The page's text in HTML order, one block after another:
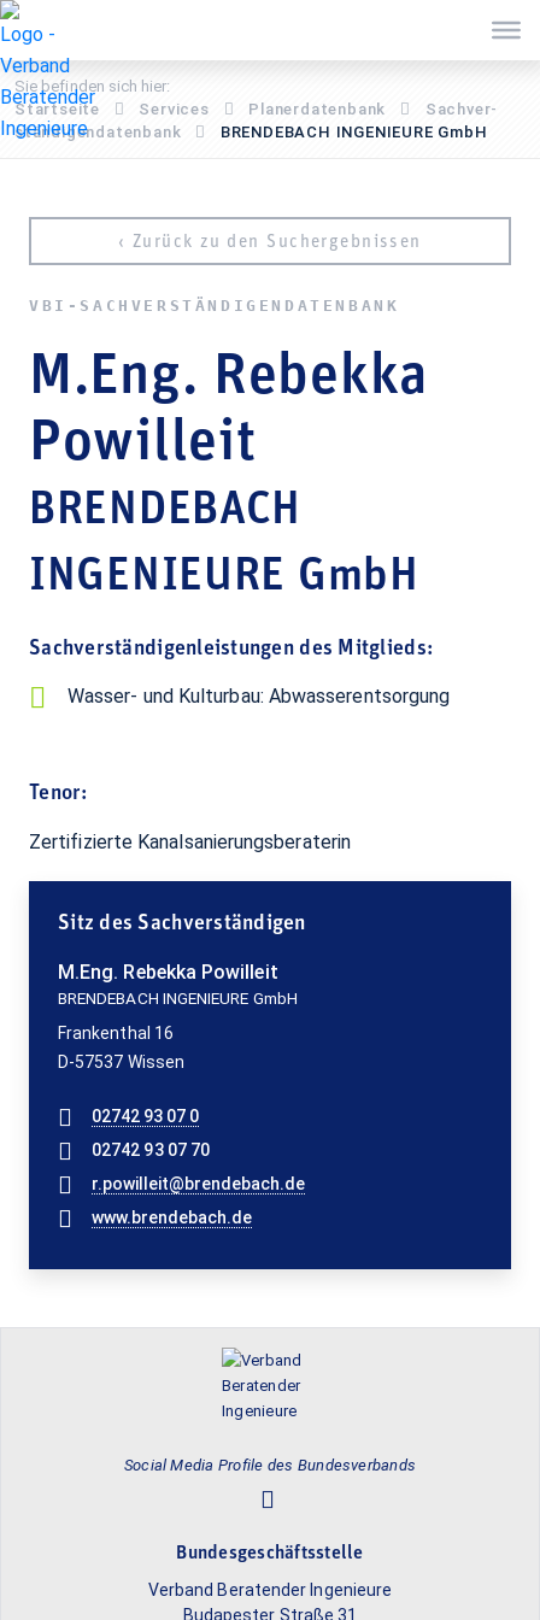
Sie befinden sich hier:
Startseite
Services Pla­ner­daten­bank
Sach­ver­
stän­di­gen­daten­bank
BRENDEBACH INGENIEURE GmbH
VBI-SACH­VER­STÄN­DI­GEN­DATEN­BANK
M.Eng. Rebekka
Powilleit
BRENDEBACH
INGENIEURE GmbH
‹ Zurück zu den Suchergebnissen
Sachverständigenleistungen des Mitglieds:
Wasser- und Kulturbau: Abwasserentsorgung
Tenor:
Zertifizierte Kanalsanierungsberaterin
Sitz des Sachverständigen
M.Eng. Rebekka Powilleit
BRENDEBACH INGENIEURE GmbH
Frankenthal 16
D-57537 Wissen
02742 93 07 0
02742 93 07 70
r.powilleit@brendebach.de
www.brendebach.de
Social Media Profile des Bundesverbands
Bundesgeschäftsstelle
Verband Beratender Ingenieure
Budapester Straße 31